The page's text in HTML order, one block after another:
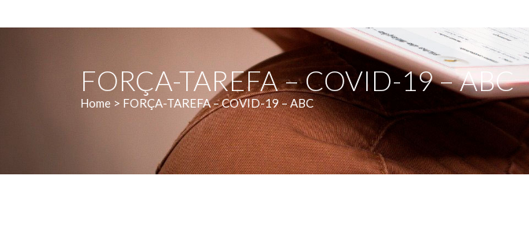
FORÇA-TAREFA – COVID-19 – ABC
Home > FORÇA-TAREFA – COVID-19 – ABC